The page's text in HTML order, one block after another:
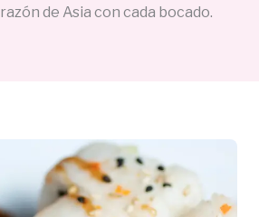
de Asia con cada bocado.